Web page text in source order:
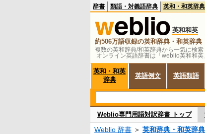
複数の英和辞典/和英辞典から一気に検索
オンライン英語辞書は「weblio英和和英
辞書 類語・対義語辞典 英和・和英辞典
英和和英
約506万語収録の英和辞典・和英辞典
英和・和英
辞典
英語例文 英語類語
Weblio専門用語対訳辞書 トップ
Weblio 辞書 ＞ 英和辞典・和英辞典